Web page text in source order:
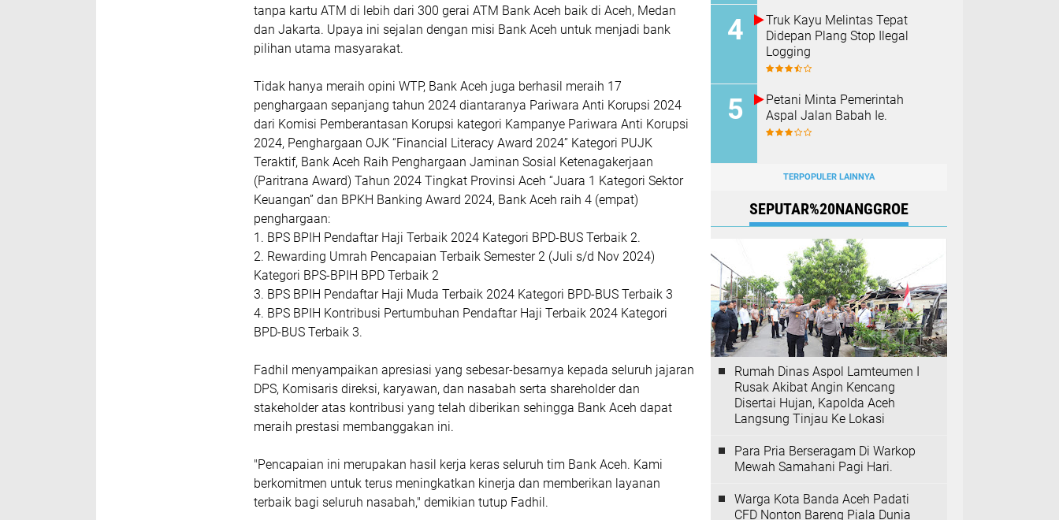
tanpa kartu ATM di lebih dari 300 gerai ATM Bank Aceh baik di Aceh, Medan
dan Jakarta. Upaya ini sejalan dengan misi Bank Aceh untuk menjadi bank
pilihan utama masyarakat.
Tidak hanya meraih opini WTP, Bank Aceh juga berhasil meraih 17
penghargaan sepanjang tahun 2024 diantaranya Pariwara Anti Korupsi 2024
dari Komisi Pemberantasan Korupsi kategori Kampanye Pariwara Anti Korupsi
2024, Penghargaan OJK “Financial Literacy Award 2024” Kategori PUJK
Teraktif, Bank Aceh Raih Penghargaan Jaminan Sosial Ketenagakerjaan
(Paritrana Award) Tahun 2024 Tingkat Provinsi Aceh “Juara 1 Kategori Sektor
Keuangan” dan BPKH Banking Award 2024, Bank Aceh raih 4 (empat)
penghargaan:
1. BPS BPIH Pendaftar Haji Terbaik 2024 Kategori BPD-BUS Terbaik 2.
2. Rewarding Umrah Pencapaian Terbaik Semester 2 (Juli s/d Nov 2024)
Kategori BPS-BPIH BPD Terbaik 2
3. BPS BPIH Pendaftar Haji Muda Terbaik 2024 Kategori BPD-BUS Terbaik 3
4. BPS BPIH Kontribusi Pertumbuhan Pendaftar Haji Terbaik 2024 Kategori
BPD-BUS Terbaik 3.
Fadhil menyampaikan apresiasi yang sebesar-besarnya kepada seluruh jajaran
DPS, Komisaris direksi, karyawan, dan nasabah serta shareholder dan
stakeholder atas kontribusi yang telah diberikan sehingga Bank Aceh dapat
meraih prestasi membanggakan ini.
"Pencapaian ini merupakan hasil kerja keras seluruh tim Bank Aceh. Kami
berkomitmen untuk terus meningkatkan kinerja dan memberikan layanan
terbaik bagi seluruh nasabah," demikian tutup Fadhil.
Truk Kayu Melintas Tepat
Didepan Plang Stop Ilegal
Logging
Petani Minta Pemerintah
Aspal Jalan Babah Ie.
TERPOPULER LAINNYA
SEPUTAR%20NANGGROE
Rumah Dinas Aspol Lamteumen I
Rusak Akibat Angin Kencang
Disertai Hujan, Kapolda Aceh
Langsung Tinjau Ke Lokasi
Para Pria Berseragam Di Warkop
Mewah Samahani Pagi Hari.
Warga Kota Banda Aceh Padati
CFD Nonton Bareng Piala Dunia